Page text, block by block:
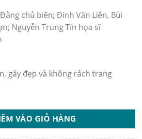
chủ biên; Đinh Văn Liên, Bùi
Nguyễn Trung Tín họa sĩ
gáy đẹp và không rách trang
Tranh 25 - Trần Hưng Đạo số lượng
VÀO GIỎ HÀNG